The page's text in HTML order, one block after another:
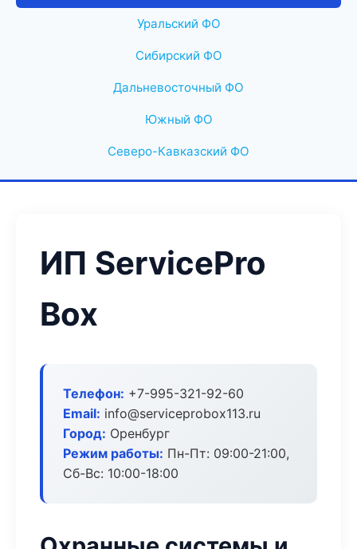
Уральский ФО
Сибирский ФО
Дальневосточный ФО
Южный ФО
Северо-Кавказский ФО
ИП ServicePro
Box
Телефон: +7-995-321-92-60
Email: info@serviceprobox113.ru
Город: Оренбург
Режим работы: Пн-Пт: 09:00-21:00,
Сб-Вс: 10:00-18:00